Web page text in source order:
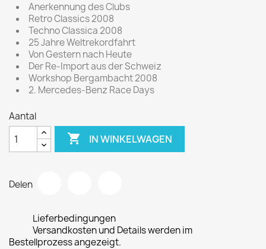
Anerkennung des Clubs
Retro Classics 2008
Techno Classica 2008
25 Jahre Weltrekordfahrt
Von Gestern nach Heute
Der Re-Import aus der Schweiz
Workshop Bergambacht 2008
2. Mercedes-Benz Race Days
Aantal
 IN WINKELWAGEN
Delen
Lieferbedingungen
Versandkosten und Details werden im
Bestellprozess angezeigt.